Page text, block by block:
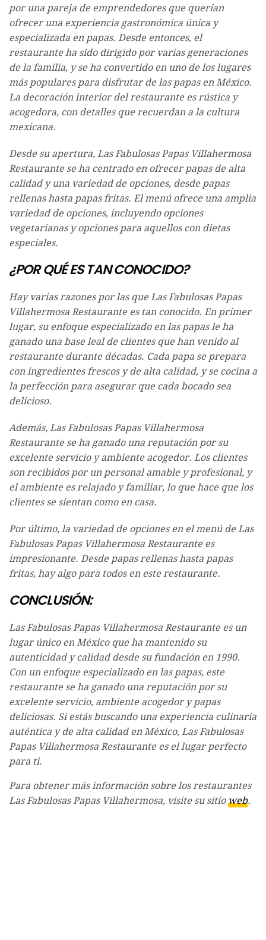
por una pareja de emprendedores que querían
ofrecer una experiencia gastronómica única y
especializada en papas. Desde entonces, el
restaurante ha sido dirigido por varias generaciones
de la familia, y se ha convertido en uno de los lugares
más populares para disfrutar de las papas en México.
La decoración interior del restaurante es rústica y
acogedora, con detalles que recuerdan a la cultura
mexicana.
Desde su apertura, Las Fabulosas Papas Villahermosa
Restaurante se ha centrado en ofrecer papas de alta
calidad y una variedad de opciones, desde papas
rellenas hasta papas fritas. El menú ofrece una amplia
variedad de opciones, incluyendo opciones
vegetarianas y opciones para aquellos con dietas
especiales.
¿POR QUÉ ES TAN CONOCIDO?
Hay varias razones por las que Las Fabulosas Papas
Villahermosa Restaurante es tan conocido. En primer
lugar, su enfoque especializado en las papas le ha
ganado una base leal de clientes que han venido al
restaurante durante décadas. Cada papa se prepara
con ingredientes frescos y de alta calidad, y se cocina a
la perfección para asegurar que cada bocado sea
delicioso.
Además, Las Fabulosas Papas Villahermosa
Restaurante se ha ganado una reputación por su
excelente servicio y ambiente acogedor. Los clientes
son recibidos por un personal amable y profesional, y
el ambiente es relajado y familiar, lo que hace que los
clientes se sientan como en casa.
Por último, la variedad de opciones en el menú de Las
Fabulosas Papas Villahermosa Restaurante es
impresionante. Desde papas rellenas hasta papas
fritas, hay algo para todos en este restaurante.
CONCLUSIÓN:
Las Fabulosas Papas Villahermosa Restaurante es un
lugar único en México que ha mantenido su
autenticidad y calidad desde su fundación en 1990.
Con un enfoque especializado en las papas, este
restaurante se ha ganado una reputación por su
excelente servicio, ambiente acogedor y papas
deliciosas. Si estás buscando una experiencia culinaria
auténtica y de alta calidad en México, Las Fabulosas
Papas Villahermosa Restaurante es el lugar perfecto
para ti.
Para obtener más información sobre los restaurantes
Las Fabulosas Papas Villahermosa, visite su sitioweb.